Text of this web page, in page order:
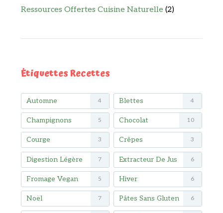
Ressources Offertes Cuisine Naturelle (2)
Étiquettes Recettes
Automne 4 Blettes 4
Champignons 5 Chocolat 10
Courge 3 Crêpes 3
Digestion Légère 7 Extracteur De Jus 6
Fromage Vegan 5 Hiver 6
Noël 7 Pâtes Sans Gluten 6